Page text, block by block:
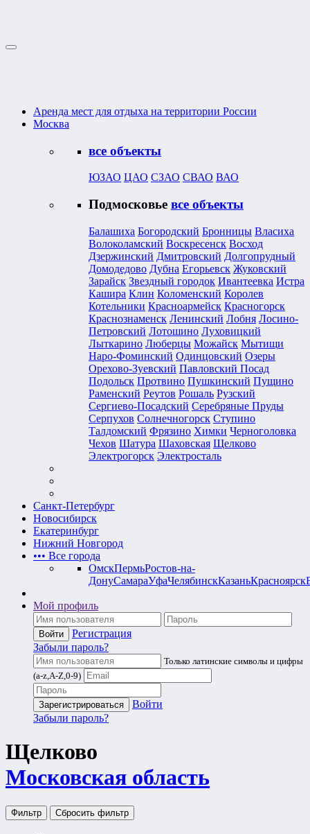
Аренда мест для отдыха на территории России
Москва
все объекты
ЮЗАО ЦАО СЗАО СВАО ВАО
Подмосковье все объекты
Балашиха Богородский Бронницы Власиха
Волоколамский Воскресенск Восход
Дзержинский Дмитровский Долгопрудный
Домодедово Дубна Егорьевск Жуковский
Зарайск Звездный городок Ивантеевка Истра
Кашира Клин Коломенский Королев
Котельники Красноармейск Красногорск
Краснознаменск Ленинский Лобня Лосино-
Петровский Лотошино Луховицкий
Лыткарино Люберцы Можайск Мытищи
Наро-Фоминский Одинцовский Озеры
Орехово-Зуевский Павловский Посад
Подольск Протвино Пушкинский Пущино
Раменский Реутов Рошаль Рузский
Сергиево-Посадский Серебряные Пруды
Серпухов Солнечногорск Ступино
Талдомский Фрязино Химки Черноголовка
Чехов Шатура Шаховская Щелково
Электрогорск Электросталь
Санкт-Петербург
Новосибирск
Екатеринбург
Нижний Новгород
••• Все города
ОмскПермьРостов-на-
ДонуСамараУфаЧелябинскКазаньКрасноярск
Мой профиль
Регистрация
Забыли пароль?
Только латинские символы и цифры
(a-z,A-Z,0-9)
Войти
Забыли пароль?
Щелково
Московская область
Фильтр Cбросить фильтр